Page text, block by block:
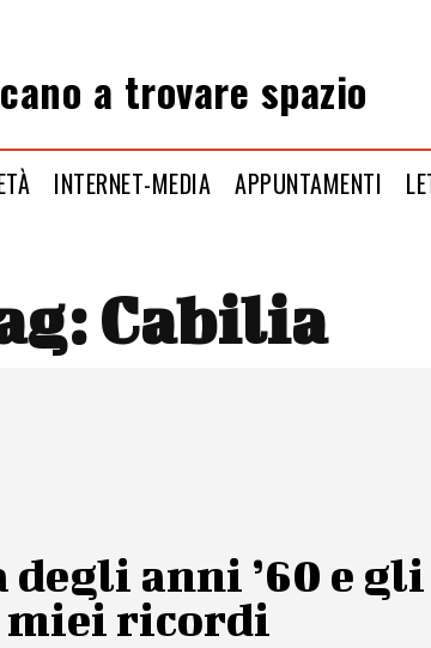
a trovare spazio
INTERNET-MEDIA APPUNTAMENTI
Cabilia
degli anni ’60 e gli
ricordi